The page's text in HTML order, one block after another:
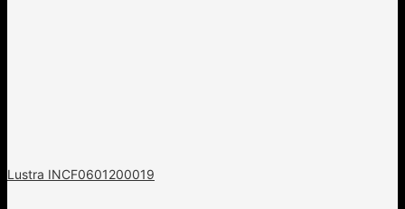
Lustra INCF0601200019